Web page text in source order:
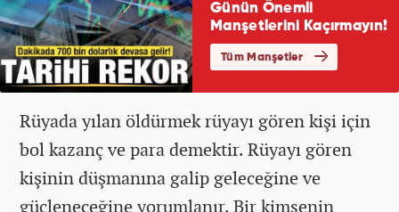
Rüyada yılan öldürmek rüyayı gören kişi için
bol kazanç ve para demektir. Rüyayı gören
kişinin düşmanına galip geleceğine ve
güçleneceğine yorumlanır. Bir kimsenin